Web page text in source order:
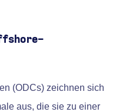
(ODCs) zeichnen sich
aus, die sie zu einer